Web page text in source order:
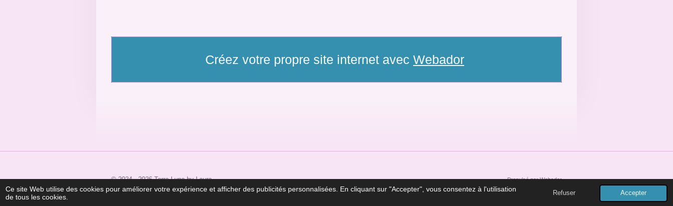
Ce site Web utilise des cookies pour améliorer votre expérience et afficher des publicités personnalisées. En cliquant sur "Accepter", vous consentez à l'utilisation
de tous les cookies.
Refuser Accepter
Créez votre propre site internet avec Webador
© 2024 - 2026 Terra Luna by Laura Propulsé parWebador